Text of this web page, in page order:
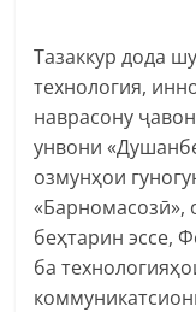
Тазаккур дода
технология,
наврасону
унвони
озмунҳои
«Барномасозӣ»,
беҳтарин эссе,
ба